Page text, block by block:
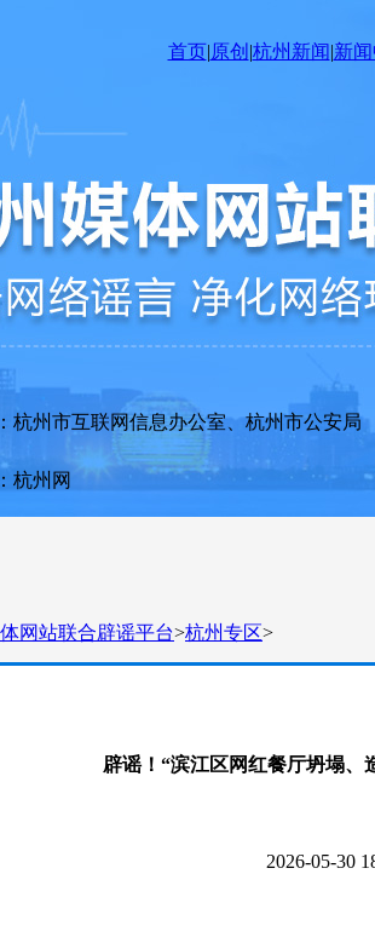
首页|原创 |杭州新闻|新
杭州市互联网信息办公室、杭州市
杭州网
网站联合辟谣平台>杭州专区>
辟谣！“滨江区网红餐厅坍塌、
2026-05-30